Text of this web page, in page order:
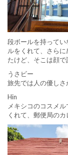
段ボールを持って
ルをくれて、さら
たけど、そこは顔で
うさビー
旅先では人の優しさ
Hin
メキシコのコスメ
くれて、郵便局の